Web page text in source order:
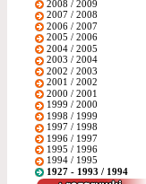
2008 / 2009
2007 / 2008
2006 / 2007
2005 / 2006
2004 / 2005
2003 / 2004
2002 / 2003
2001 / 2002
2000 / 2001
1999 / 2000
1998 / 1999
1997 / 1998
1996 / 1997
1995 / 1996
1994 / 1995
1927 - 1993 / 1994